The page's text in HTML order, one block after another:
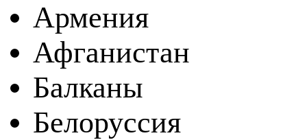
Армения
Афганистан
Балканы
Белоруссия